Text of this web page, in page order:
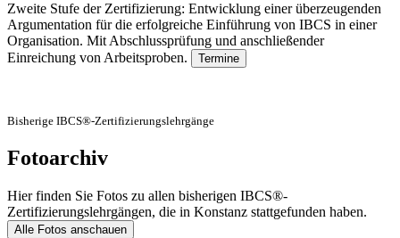
Zweite Stufe der Zertifizierung: Entwicklung einer überzeugenden
Argumentation für die erfolgreiche Einführung von IBCS in einer
Organisation. Mit Abschlussprüfung und anschließender
Einreichung von Arbeitsproben.
Termine
Bisherige IBCS®-Zertifizierungslehrgänge
Fotoarchiv
Hier finden Sie Fotos zu allen bisherigen IBCS®-
Zertifizierungslehrgängen, die in Konstanz stattgefunden haben.
Alle Fotos anschauen